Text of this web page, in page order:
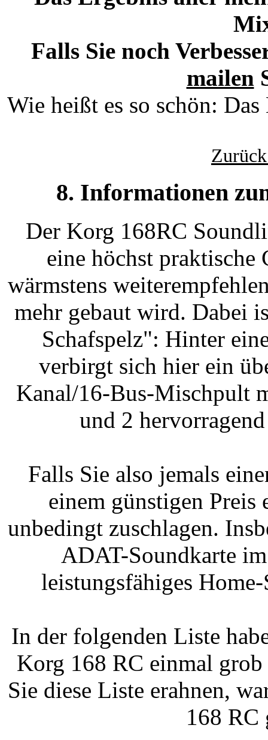
Falls Sie noch
mailen
Wie heißt es so schön:
8. Informationen
Der Korg 168RC
eine höchst praktische
wärmstens
mehr gebaut wird. Dabei
Schafspelz": Hinter
verbirgt sich hier ein
Kanal/16-Bus-Mischpult
und 2
Falls Sie also jemals
einem günstigen Preis
unbedingt zuschlagen.
ADAT-Soundkarte
leistungsfähiges
In der folgenden Liste
Korg 168 RC einmal
Sie diese Liste erahnen,
168 RC